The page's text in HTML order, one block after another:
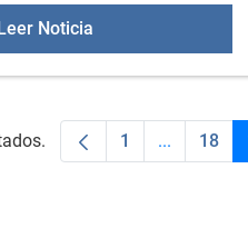
Noticia
Página
1 ...Páginas
18